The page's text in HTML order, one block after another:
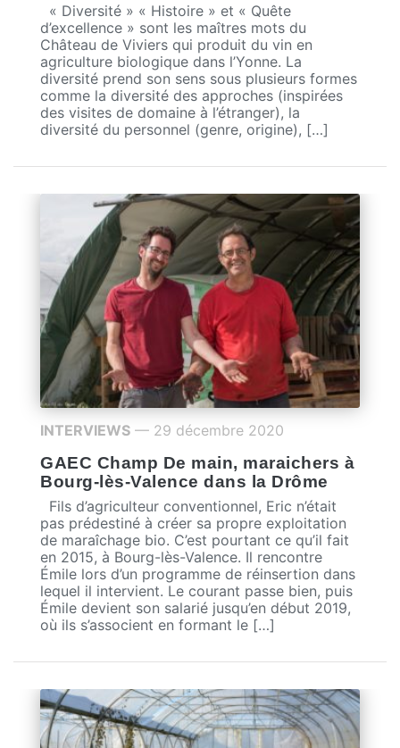
« Diversité » « Histoire » et « Quête
d’excellence » sont les maîtres mots du
Château de Viviers qui produit du vin en
agriculture biologique dans l’Yonne. La
diversité prend son sens sous plusieurs formes
comme la diversité des approches (inspirées
des visites de domaine à l’étranger), la
diversité du personnel (genre, origine), […]
INTERVIEWS — 29 décembre 2020
GAEC Champ De main, maraichers à
Bourg-lès-Valence dans la Drôme
Fils d’agriculteur conventionnel, Eric n’était
pas prédestiné à créer sa propre exploitation
de maraîchage bio. C’est pourtant ce qu’il fait
en 2015, à Bourg-lès-Valence. Il rencontre
Émile lors d’un programme de réinsertion dans
lequel il intervient. Le courant passe bien, puis
Émile devient son salarié jusqu’en début 2019,
où ils s’associent en formant le […]